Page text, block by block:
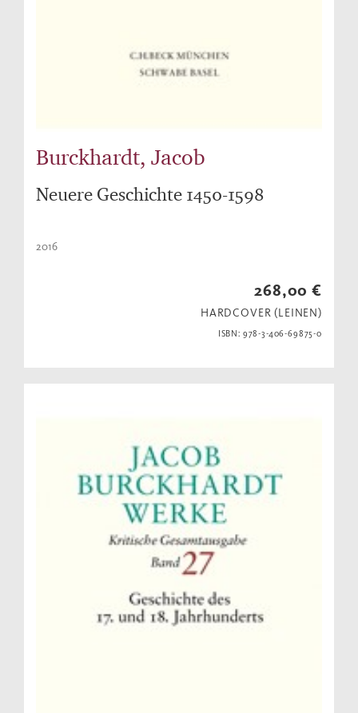
Burckhardt, Jacob
Neuere Geschichte 1450-1598
2016
268,00 €
HARDCOVER (LEINEN)
ISBN: 978-3-406-69875-0